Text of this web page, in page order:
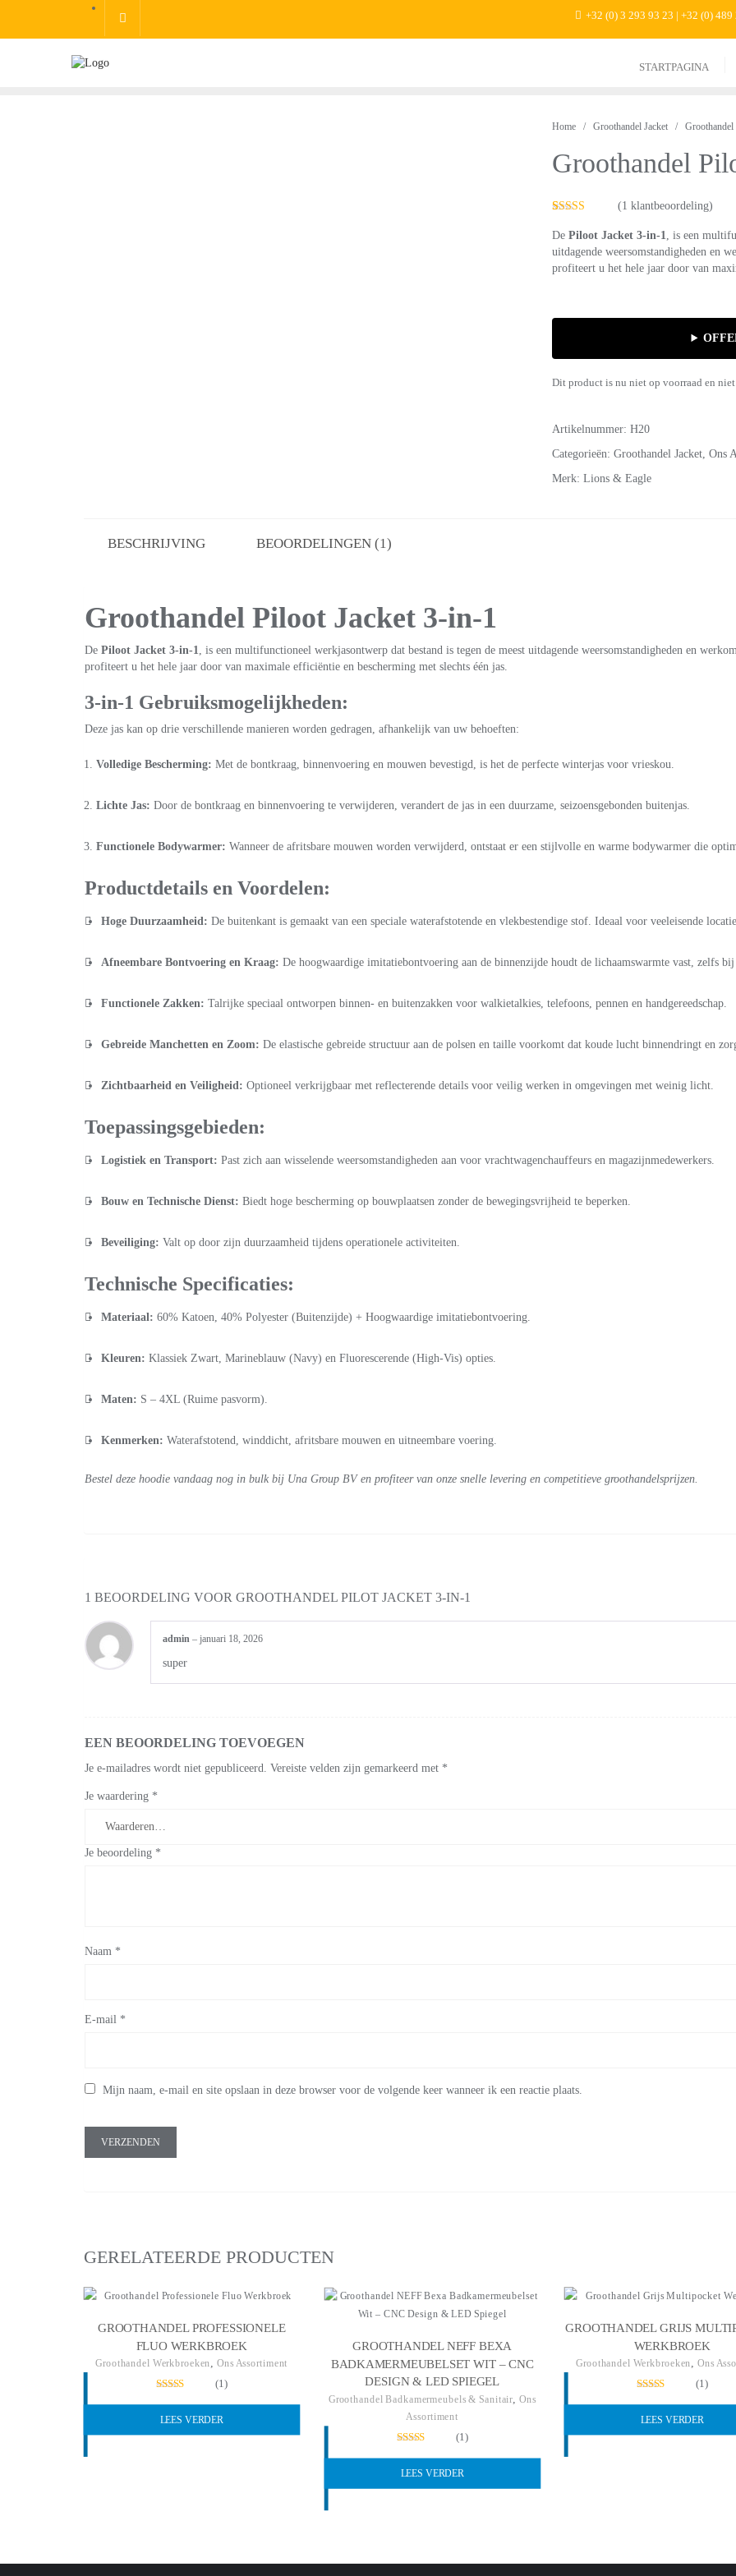
+32 (0) 3 293 93 23 | +32 (0) 489
STARTPAGINA
Home / Groothandel Jacket / Groothandel
Groothandel
5.00op 5
gebaseerd op
klantbeoordeling
(1 klantbeoordeling)
De Piloot Jacket 3-in-1, is een
uitdagende weersomstandigheden en
profiteert u het hele jaar door van
Dit product is nu niet op voorraad en niet
Artikelnummer: H20
Categorieën: Groothandel Jacket, Ons
Merk: Lions & Eagle
BESCHRIJVING BEOORDELINGEN (1)
Groothandel Piloot Jacket 3-in-1
De Piloot Jacket 3-in-1
, is een multifunctioneel werkjasontwerp dat bestand is tegen de meest uitdagende weersomstandigheden en
profiteert u het hele jaar door van maximale efficiëntie en bescherming met slechts één jas.
3-in-1 Gebruiksmogelijkheden:
Deze jas kan op drie verschillende manieren worden gedragen, afhankelijk van uw behoeften:
Volledige Bescherming: Met de bontkraag, binnenvoering en mouwen bevestigd, is het de perfecte winterjas voor vrieskou.
Lichte Jas: Door de bontkraag en binnenvoering te verwijderen, verandert de jas in een duurzame, seizoensgebonden buitenjas.
Functionele Bodywarmer: Wanneer de afritsbare mouwen worden verwijderd, ontstaat er een stijlvolle en warme bodywarmer die
Productdetails en Voordelen:
Hoge Duurzaamheid: De buitenkant is gemaakt van een speciale waterafstotende en vlekbestendige stof. Ideaal voor veeleisende
Afneembare Bontvoering en Kraag: De hoogwaardige imitatiebontvoering aan de binnenzijde houdt de lichaamswarmte vast, zelfs bij
Functionele Zakken: Talrijke speciaal ontworpen binnen- en buitenzakken voor walkietalkies, telefoons, pennen en handgereedschap.
Gebreide Manchetten en Zoom: De elastische gebreide structuur aan de polsen en taille voorkomt dat koude lucht binnendringt en
Zichtbaarheid en Veiligheid: Optioneel verkrijgbaar met reflecterende details voor veilig werken in omgevingen met weinig licht.
Toepassingsgebieden:
Logistiek en Transport: Past zich aan wisselende weersomstandigheden aan voor vrachtwagenchauffeurs en magazijnmedewerkers.
Bouw en Technische Dienst: Biedt hoge bescherming op bouwplaatsen zonder de bewegingsvrijheid te beperken.
Beveiliging: Valt op door zijn duurzaamheid tijdens operationele activiteiten.
Technische Specificaties:
Materiaal: 60% Katoen, 40% Polyester (Buitenzijde) + Hoogwaardige imitatiebontvoering.
Kleuren: Klassiek Zwart, Marineblauw (Navy) en Fluorescerende (High-Vis) opties.
Maten: S – 4XL (Ruime pasvorm).
Kenmerken: Waterafstotend, winddicht, afritsbare mouwen en uitneembare voering.
Bestel deze hoodie vandaag nog in bulk bij Una Group BV en profiteer van onze snelle levering en competitieve groothandelsprijzen.
1 BEOORDELING VOOR GROOTHANDEL PILOT JACKET 3-IN-1
admin – januari 18, 2026
super
EEN BEOORDELING TOEVOEGEN
Je e-mailadres wordt niet gepubliceerd. Vereiste velden zijn gemarkeerd met *
Je waardering *
Je beoordeling *
Naam *
E-mail *
Mijn naam, e-mail en site opslaan in deze browser voor de volgende keer wanneer ik een reactie plaats.
GERELATEERDE PRODUCTEN
GROOTHANDEL PROFESSIONELE
FLUO WERKBROEK
Groothandel Werkbroeken ,Ons Assortiment
uit 5
(1)
LEES VERDER
GROOTHANDEL NEFF BEXA
BADKAMERMEUBELSET WIT – CNC
DESIGN & LED SPIEGEL
Groothandel Badkamermeubels & Sanitair, Ons
Assortiment
uit 5
(1)
LEES VERDER
GROOTHANDEL GRIJS
WERKBROEK
Groothandel Werkbroeken ,Ons
uit 5
(1)
LEES VERDER